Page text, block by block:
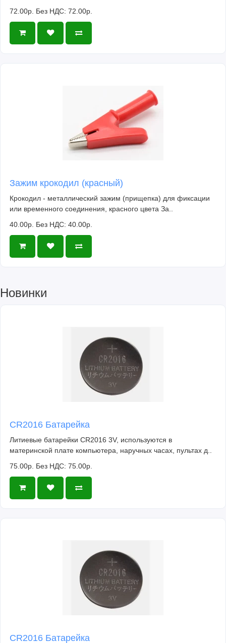
72.00р. Без НДС: 72.00р.
Зажим крокодил (красный)
Крокодил - металлический зажим (прищепка) для фиксации
или временного соединения, красного цвета За..
40.00р. Без НДС: 40.00р.
Новинки
CR2016 Батарейка
Литиевые батарейки CR2016 3V, используются в
материнской плате компьютера, наручных часах, пультах д..
75.00р. Без НДС: 75.00р.
CR2016 Батарейка